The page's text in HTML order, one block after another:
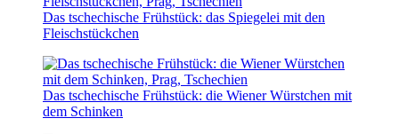
Das tschechische Frühstück: das Spiegelei mit den
Fleischstückchen
Das tschechische Frühstück: die Wiener Würstchen mit
dem Schinken